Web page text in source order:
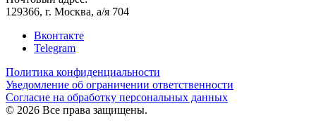
129366, г. Москва, а/я 704
Вконтакте
Telegram
Политика конфиденциальности
Уведомление об ограничении ответственности
Согласие на обработку персональных данных
© 2026 Все права защищены.